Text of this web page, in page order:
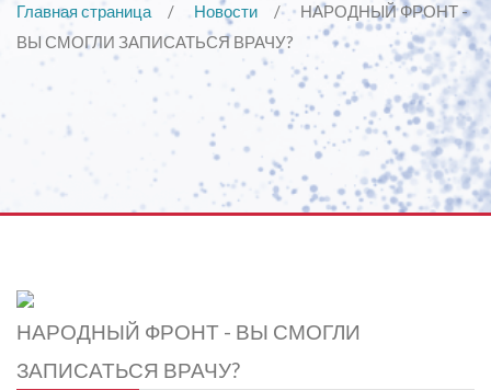
Главная страница Новости
НАРОДНЫЙ ФРОНТ -
ВЫ СМОГЛИ ЗАПИСАТЬСЯ ВРАЧУ?
НАРОДНЫЙ ФРОНТ - ВЫ СМОГЛИ
ЗАПИСАТЬСЯ ВРАЧУ?